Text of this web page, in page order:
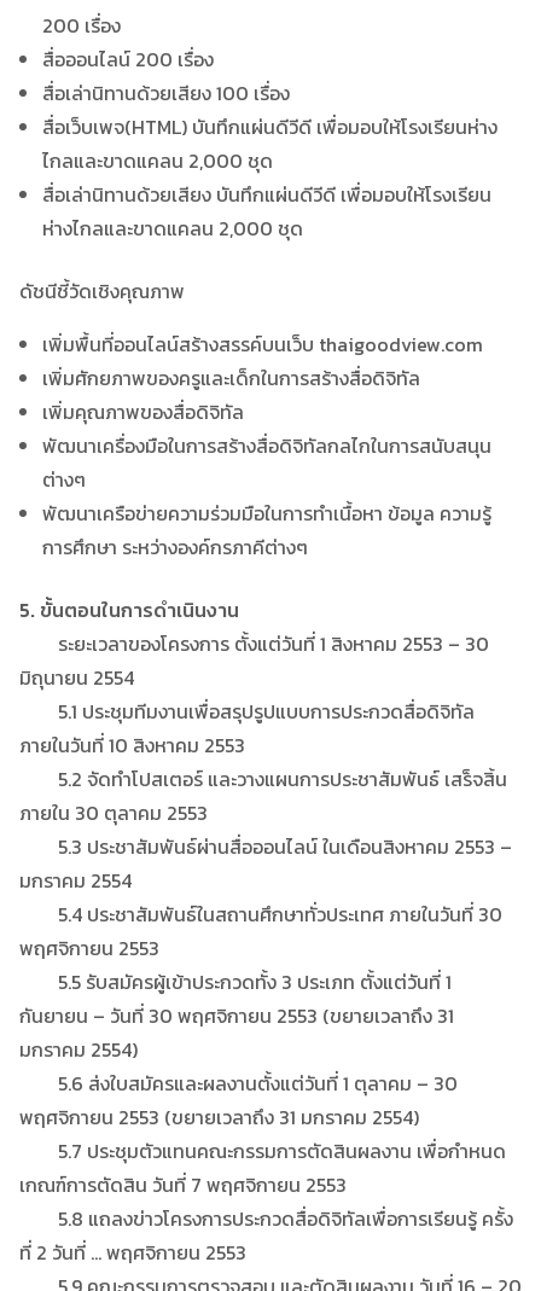
200 เรื่อง
สื่อออนไลน์ 200 เรื่อง
สื่อเล่านิทานด้วยเสียง 100 เรื่อง
สื่อเว็บเพจ(HTML) บันทึกแผ่นดีวีดี เพื่อมอบให้โรงเรียนห่าง
ไกลและขาดแคลน 2,000 ชุด
สื่อเล่านิทานด้วยเสียง บันทึกแผ่นดีวีดี เพื่อมอบให้โรงเรียน
ห่างไกลและขาดแคลน 2,000 ชุด
ดัชนีชี้วัดเชิงคุณภาพ
เพิ่มพื้นที่ออนไลน์สร้างสรรค์บนเว็บ thaigoodview.com
เพิ่มศักยภาพของครูและเด็กในการสร้างสื่อดิจิทัล
เพิ่มคุณภาพของสื่อดิจิทัล
พัฒนาเครื่องมือในการสร้างสื่อดิจิทัลกลไกในการสนับสนุน
ต่างๆ
พัฒนาเครือข่ายความร่วมมือในการทำเนื้อหา ข้อมูล ความรู้
การศึกษา ระหว่างองค์กรภาคีต่างๆ
5. ขั้นตอนในการดำเนินงาน
ระยะเวลาของโครงการ ตั้งแต่วันที่ 1 สิงหาคม 2553 – 30
มิถุนายน 2554
5.1 ประชุมทีมงานเพื่อสรุปรูปแบบการประกวดสื่อดิจิทัล
ภายในวันที่ 10 สิงหาคม 2553
5.2 จัดทำโปสเตอร์ และวางแผนการประชาสัมพันธ์ เสร็จสิ้น
ภายใน 30 ตุลาคม 2553
5.3 ประชาสัมพันธ์ผ่านสื่อออนไลน์ ในเดือนสิงหาคม 2553 –
มกราคม 2554
5.4 ประชาสัมพันธ์ในสถานศึกษาทั่วประเทศ ภายในวันที่ 30
พฤศจิกายน 2553
5.5 รับสมัครผู้เข้าประกวดทั้ง 3 ประเภท ตั้งแต่วันที่ 1
กันยายน – วันที่ 30 พฤศจิกายน 2553 (ขยายเวลาถึง 31
มกราคม 2554)
5.6 ส่งใบสมัครและผลงานตั้งแต่วันที่ 1 ตุลาคม – 30
พฤศจิกายน 2553 (ขยายเวลาถึง 31 มกราคม 2554)
5.7 ประชุมตัวแทนคณะกรรมการตัดสินผลงาน เพื่อกำหนด
เกณฑ์การตัดสิน วันที่ 7 พฤศจิกายน 2553
5.8 แถลงข่าวโครงการประกวดสื่อดิจิทัลเพื่อการเรียนรู้ ครั้ง
ที่ 2 วันที่ … พฤศจิกายน 2553